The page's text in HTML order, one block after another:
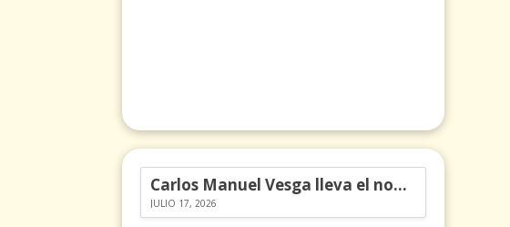
Carlos Manuel Vesga lleva el nombre de Colombia a los Emmy
JULIO 17, 2026